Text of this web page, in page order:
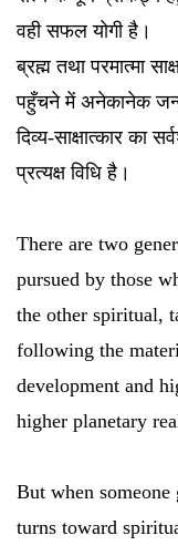
वही सफल योगी है।
ब्रह्म तथा परमात्मा
पहुँचने में अनेकानेक
दिव्य-साक्षात्कार का
प्रत्यक्ष विधि है।
There are two
pursued by those
the other spiritual,
following the
development and
higher planetary
But when
turns toward